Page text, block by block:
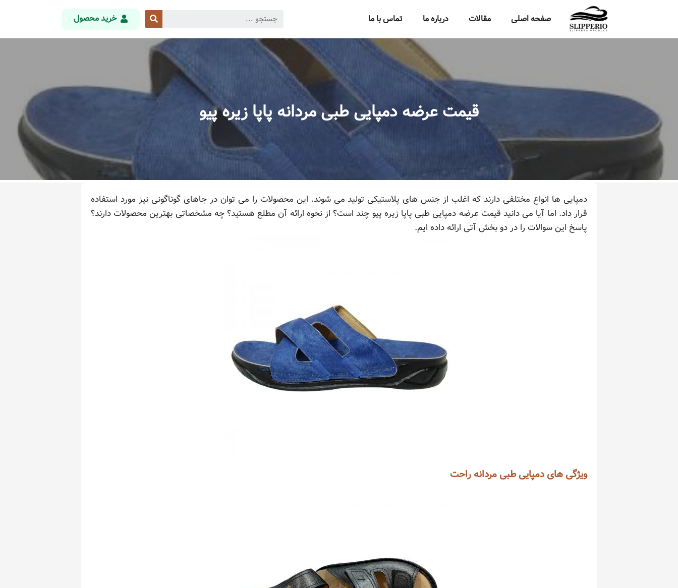
صفحه اصلی مقالات درباره ما تماس با ما خرید محصول
قیمت عرضه دمپایی طبی مردانه پاپا زیره پیو
دمپایی ها انواع مختلفی دارند که اغلب از جنس های پلاستیکی تولید می شوند. این محصولات را می توان در جاهای گوناگونی نیز مورد استفاده
قرار داد. اما آیا می دانید قیمت عرضه دمپایی طبی پاپا زیره پیو چند است؟ از نحوه ارائه آن مطلع هستید؟ چه مشخصاتی بهترین محصولات دارند؟
پاسخ این سوالات را در دو بخش آتی ارائه داده ایم.
ویژگی های دمپایی طبی مردانه راحت